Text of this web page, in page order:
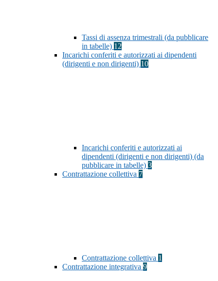
Tassi di assenza trimestrali (da pubblicare
in tabelle) 12
Incarichi conferiti e autorizzati ai dipendenti
(dirigenti e non dirigenti) 10
Incarichi conferiti e autorizzati ai
dipendenti (dirigenti e non dirigenti) (da
pubblicare in tabelle) 3
Contrattazione collettiva 7
Contrattazione collettiva 1
Contrattazione integrativa 9